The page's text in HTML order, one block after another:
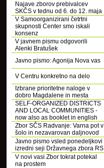
Najave zborov prebivalcev
SKČS v tednu od 6. do 12. maja
V Samoorganizirani četrtni
skupnosti Center smo iskali
konsenz
V javnem pismu odgovorili
Alenki Bratušek
Javno pismo: Agonija Nova vas
V Centru konkretno na delo
Izbrane prioritetne naloge v
dobro Magdalene in mesta
SELF-ORGANIZED DISTRICTS
AND LOCAL COMMUNITIES -
now also as booklet in english
Zbor SČS Radvanje: Varna pot v
šolo in nezavarovan daljnovod
Javno pismo vsled ponedeljkovi
izredni seji Državnega zbora RS
V novi vasi Zbor tokrat potekal
na prostem